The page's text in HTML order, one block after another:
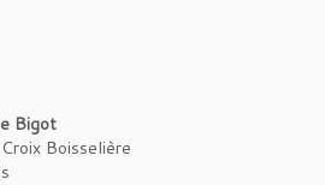
Bigot
Boisselière